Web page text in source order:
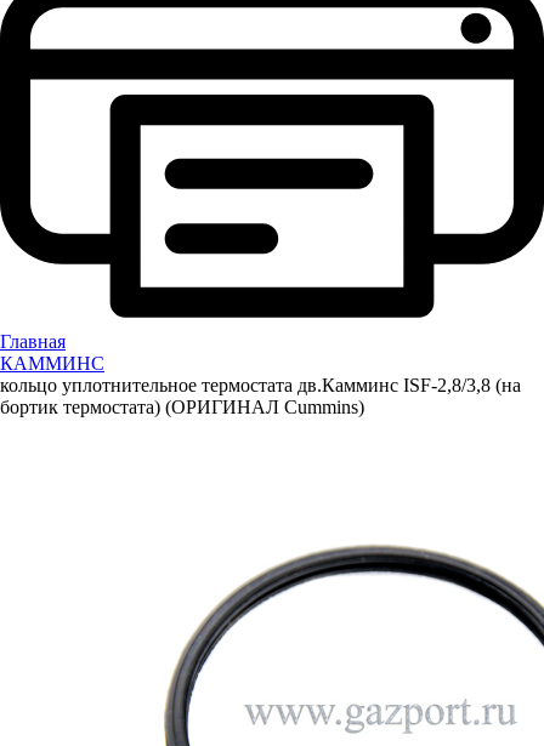
Главная
КАММИНС
кольцо уплотнительное термостата дв.Камминс ISF-2,8/3,8 (на
бортик термостата) (ОРИГИНАЛ Cummins)